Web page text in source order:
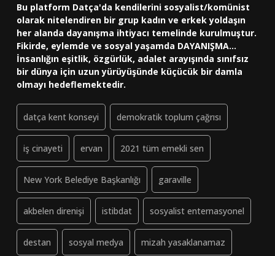
Bu platform Datça'da kendilerini sosyalist/komünist
olarak nitelendiren bir grup kadın ve erkek yoldaşın
her alanda dayanışma ihtiyacı temelinde kurulmuştur.
Fikirde, eylemde ve sosyal yaşamda DAYANIŞMA...
İnsanlığın eşitlik, özgürlük, adalet arayışında sınıfsız
bir dünya için uzun yürüyüşünde küçücük bir damla
olmayı hedeflemektedir.
datça kent konseyi demokratik toplum çağrısı
iş cinayeti ervan 2021 tüm emekli sen
New York Belediye Başkanlığı garaville
akbelen direnişi istibdat sosyalist enternasyonel
destan sosyal medya mizah yasaklanamaz